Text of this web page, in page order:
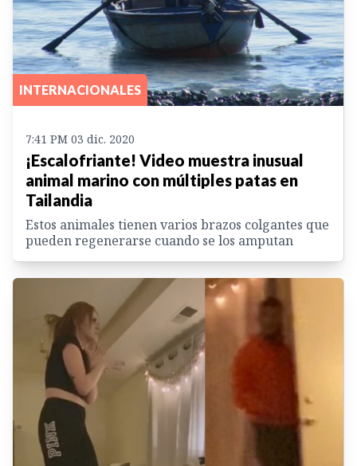
INTERNACIONALES
7:41 PM 03 dic. 2020
¡Escalofriante! Video muestra inusual
animal marino con múltiples patas en
Tailandia
Estos animales tienen varios brazos colgantes que
pueden regenerarse cuando se los amputan